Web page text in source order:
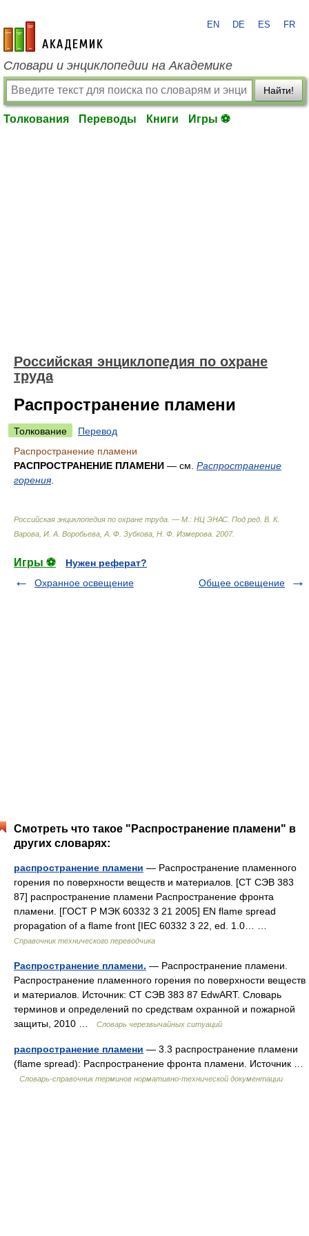
academic.ru
EN DE ES FR
Словари и энциклопедии на Академике
Найти!
Толкования Переводы Книги Игры ⚽
Российская энциклопедия по охране
труда
Распространение пламени
Толкование
Перевод
Распространение пламени
РАСПРОСТРАНЕНИЕ ПЛАМЕНИ — см. Распространение
горения.
Российская энциклопедия по охране труда. — М.: НЦ ЭНАС Под ред. В. К.
Варова, И. А. Воробьева, А. Ф. Зубкова, Н. Ф. Измерова 2007.
Игры ⚽
Нужен реферат?
Охранное освещение
Общее освещение
Смотреть что такое "Распространение пламени" в
других словарях:
распространение пламени — Распространение пламенного
горения по поверхности веществ и материалов. [СТ СЭВ 383
87] распространение пламени Распространение фронта
пламени. [ГОСТ Р МЭК 60332 3 21 2005] EN flame spread
propagation of a flame front [IEC 60332 3 22, ed. 1.0… …
Справочник технического переводчика
Распространение пламени. — Распространение пламени.
Распространение пламенного горения по поверхности веществ
и материалов. Источник: СТ СЭВ 383 87 EdwART. Словарь
терминов и определений по средствам охранной и пожарной
защиты, 2010 …
Словарь черезвычайных ситуаций
распространение пламени — 3.3 распространение пламени
(flame spread): Распространение фронта пламени. Источник …
Словарь-справочник терминов нормативно-технической документации